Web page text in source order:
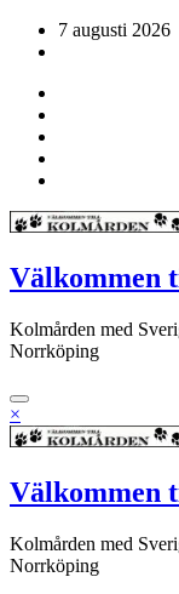
Hoppa7 augusti 2026
Välkommen
Kolmården med
Norrköping
×
Välkommen
Kolmården med
Norrköping